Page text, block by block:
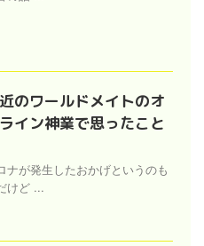
のワールドメイトのオ
イン神業で思ったこと
ナが発生したおかげというのも
けど ...